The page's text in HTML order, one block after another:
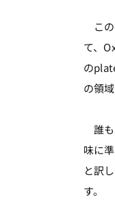
この
て、
の
の領
誰も
味に
と訳
す。